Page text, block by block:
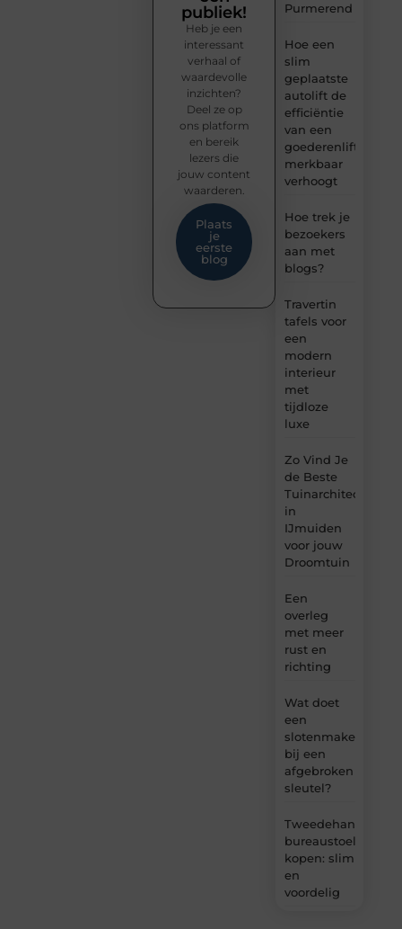
Purmerend
Hoe een
slim
geplaatste
autolift de
efficiëntie
van een
goederenlift
merkbaar
verhoogt
Hoe trek je
bezoekers
aan met
blogs?
Travertin
tafels voor
een
modern
interieur
met
tijdloze
luxe
Zo Vind Je
de Beste
Tuinarchitect
in
IJmuiden
voor jouw
Droomtuin
Een
overleg
met meer
rust en
richting
Wat doet
een
slotenmaker
bij een
afgebroken
sleutel?
Tweedehands
bureaustoel
kopen: slim
en
voordelig
publiek!
Heb je een
interessant
verhaal of
waardevolle
inzichten?
Deel ze op
ons platform
en bereik
lezers die
jouw content
waarderen.
Plaats
je
eerste
blog